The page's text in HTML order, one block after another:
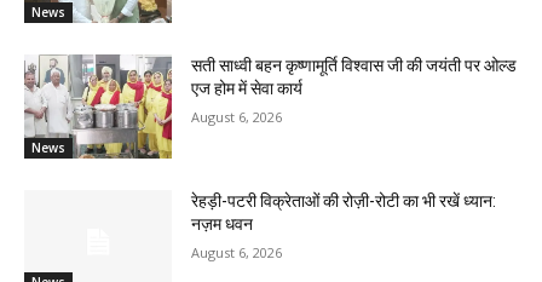
News
News
सती साध्वी बहन कृष्णामूर्ति विश्वास जी की जयंती पर ओल्ड
एज होम में सेवा कार्य
August 6, 2026
रेहड़ी-पटरी विक्रेताओं की रोज़ी-रोटी का भी रखें ध्यान:
नज़म धवन
August 6, 2026